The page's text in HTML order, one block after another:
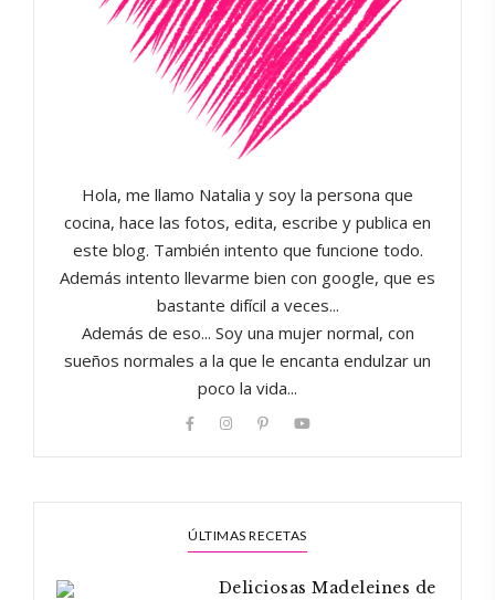
Hola, me llamo Natalia y soy la persona que
cocina, hace las fotos, edita, escribe y publica en
este blog. También intento que funcione todo.
Además intento llevarme bien con google, que es
bastante difícil a veces...
Además de eso... Soy una mujer normal, con
sueños normales a la que le encanta endulzar un
poco la vida...
ÚLTIMAS RECETAS
Deliciosas Madeleines de